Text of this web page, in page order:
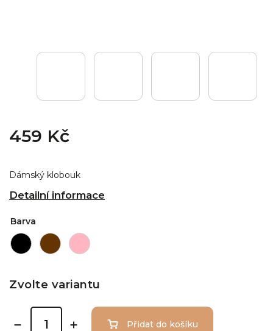
459 Kč
Dámský klobouk
Detailní informace
Barva
Zvolte variantu
Přidat do košíku